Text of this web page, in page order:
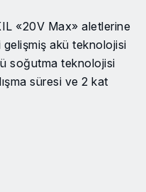
«20V Max» aletlerine
akü teknolojisi
soğutma teknolojisi
süresi ve 2 kat